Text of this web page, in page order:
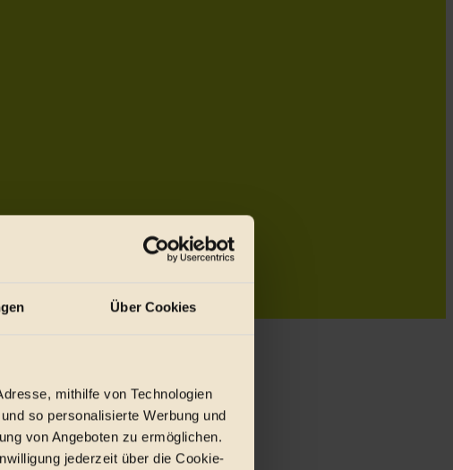
Über Cookies
mithilfe von Technologien
so personalisierte Werbung und
von Angeboten zu ermöglichen.
jederzeit über die Cookie-